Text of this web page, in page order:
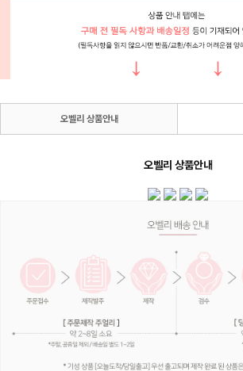
오벨리 상품안내
오벨리 상품안내